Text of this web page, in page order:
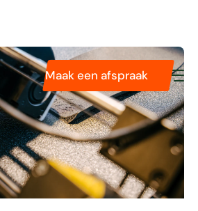
Maak een afspraak